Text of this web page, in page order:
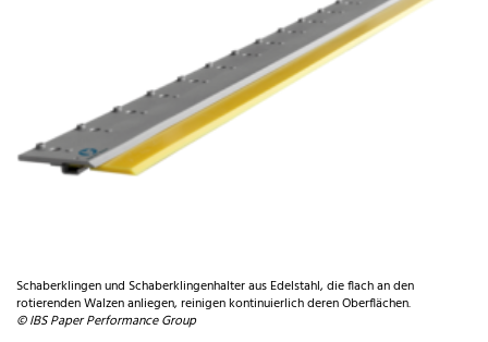
Schaberklingen und Schaberklingenhalter aus Edelstahl, die flach an den
rotierenden Walzen anliegen, reinigen kontinuierlich deren Oberflächen.
© IBS Paper Performance Group